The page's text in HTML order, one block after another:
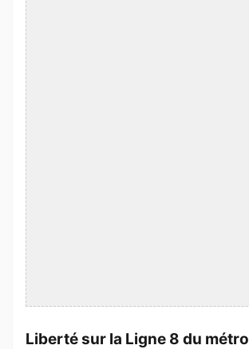
Liberté sur la Ligne 8 du métro